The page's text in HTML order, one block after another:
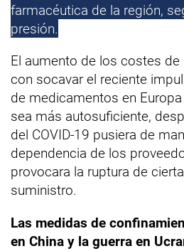
farmacéutica de la región,
presión.
El aumento de los costes de
con socavar el reciente
de medicamentos en
sea más autosuficiente,
del COVID-19 pusiera de
dependencia de los
provocara la ruptura de
suministro.
Las medidas de
en China y la guerra en